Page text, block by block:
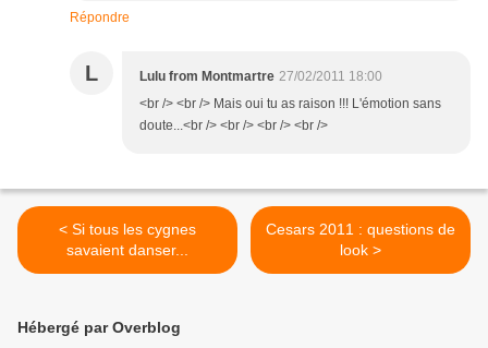
Répondre
L Lulu from Montmartre 27/02/2011 18:00
<br /> <br /> Mais oui tu as raison !!! L'émotion sans
doute...<br /> <br /> <br /> <br />
< Si tous les cygnes
savaient danser...
Cesars 2011 : questions de
look >
Hébergé par Overblog